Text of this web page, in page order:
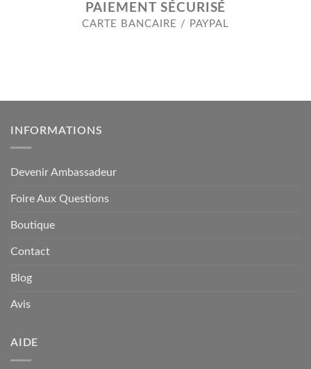
PAIEMENT SÉCURISÉ
CARTE BANCAIRE / PAYPAL
INFORMATIONS
Devenir Ambassadeur
Foire Aux Questions
Boutique
Contact
Blog
Avis
AIDE